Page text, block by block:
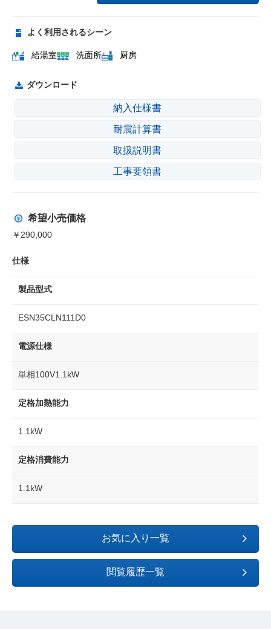
よく利用されるシーン
給湯室 洗面所 厨房
ダウンロード
納入仕様書
耐震計算書
取扱説明書
工事要領書
希望小売価格
￥290,000
仕様
製品型式
ESN35CLN111D0
電源仕様
単相100V1.1kW
定格加熱能力
1.1kW
定格消費能力
1.1kW
お気に入り一覧
閲覧履歴一覧